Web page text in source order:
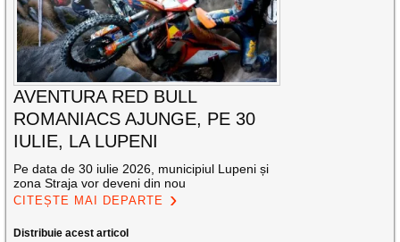
AVENTURA RED BULL
ROMANIACS AJUNGE, PE 30
IULIE, LA LUPENI
Pe data de 30 iulie 2026, municipiul Lupeni și
zona Straja vor deveni din nou
CITEȘTE MAI DEPARTE
Distribuie acest articol